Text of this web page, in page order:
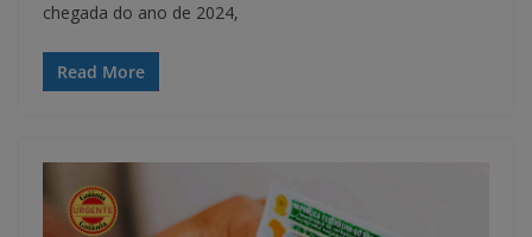
chegada do ano de 2024,
Read More